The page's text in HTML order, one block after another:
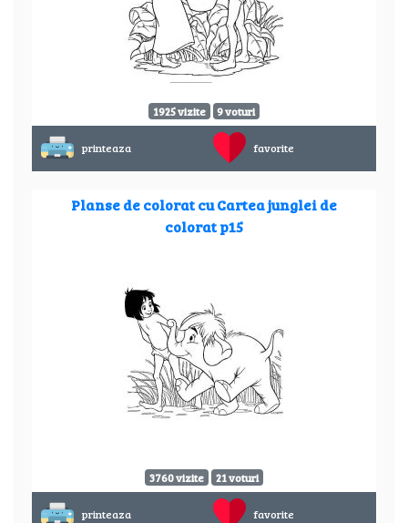
1925 vizite 9 voturi
printeaza favorite
Planse de colorat cu Cartea junglei de
colorat p15
3760 vizite 21 voturi
printeaza favorite